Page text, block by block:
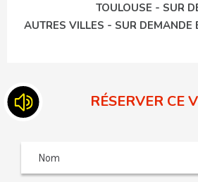
TOULOUSE - SUR
AUTRES VILLES - SUR DEMANDE
RÉSERVER CE
Nom